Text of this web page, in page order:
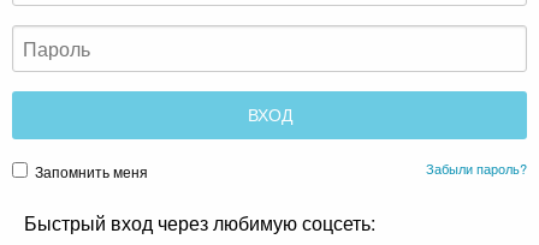
Запомнить меня Забыли пароль?
Быстрый вход через любимую соцсеть: